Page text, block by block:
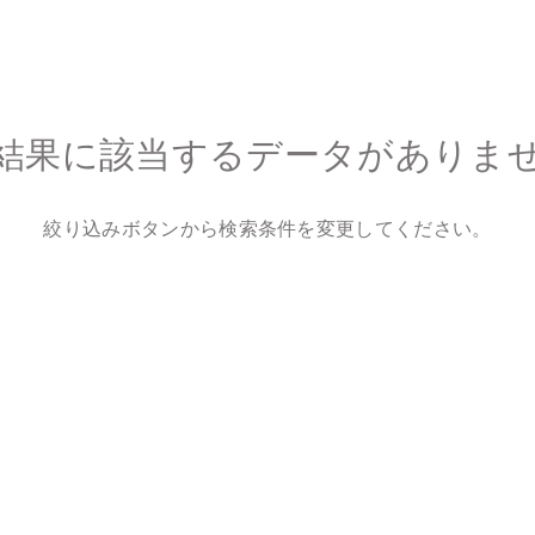
果に該当するデータがありま
絞り込みボタンから検索条件を変更してください。